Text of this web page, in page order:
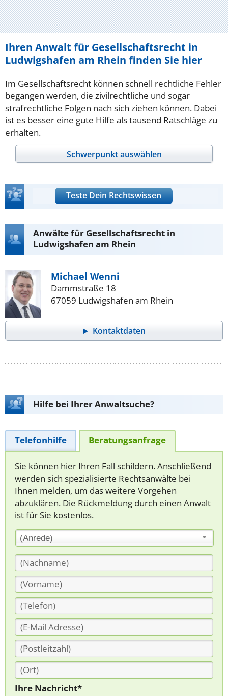
Ihren Anwalt für Gesellschaftsrecht in
Ludwigshafen am Rhein finden Sie hier
Im Gesellschaftsrecht können schnell rechtliche Fehler
begangen werden, die zivilrechtliche und sogar
strafrechtliche Folgen nach sich ziehen können. Dabei
ist es besser eine gute Hilfe als tausend Ratschläge zu
erhalten.
Schwerpunkt auswählen
Teste Dein Rechtswissen
Anwälte für Gesellschaftsrecht in
Ludwigshafen am Rhein
Michael Wenni
Dammstraße 18
67059 Ludwigshafen am Rhein
Kontaktdaten
Hilfe bei Ihrer Anwaltsuche?
Telefonhilfe Beratungsanfrage
Sie können hier Ihren Fall schildern. Anschließend
werden sich spezialisierte Rechtsanwälte bei
Ihnen melden, um das weitere Vorgehen
abzuklären. Die Rückmeldung durch einen Anwalt
ist für Sie kostenlos.
(Anrede)
Ihre Nachricht*